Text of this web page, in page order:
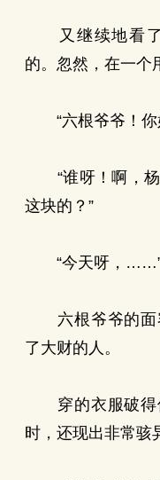
又继续地看了
的。忽然，在一
“六根爷爷！你
“谁呀！啊，杨
这块的？”
“今天呀，
六根爷爷的面
了大财的人。
穿的衣服破得
时，还现出非常骇